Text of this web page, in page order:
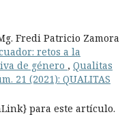
Fredi Patricio Zamora
retos a la
de género , Qualitas
21 (2021): QUALITAS
para este artículo.